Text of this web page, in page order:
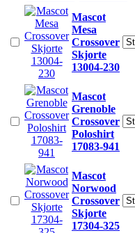
Mascot
Mesa
Crossover
Skjorte
13004-230
Mascot
Grenoble
Crossover
Poloshirt
17083-941
Mascot
Norwood
Crossover
Skjorte
17304-325